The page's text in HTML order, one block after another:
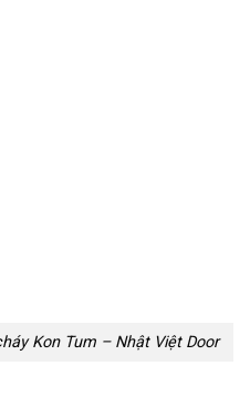
Kon Tum – Nhật Việt Door